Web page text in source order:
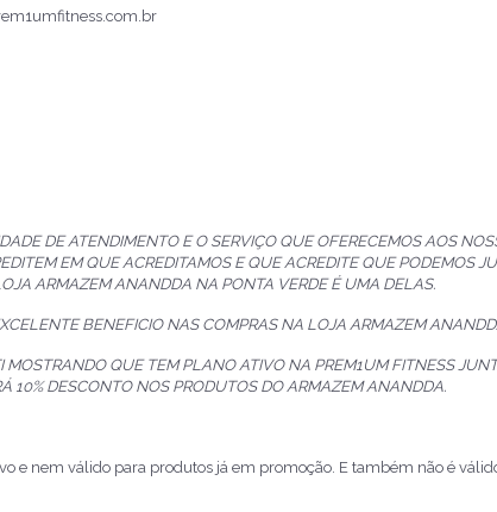
DE ATENDIMENTO E O SERVIÇO QUE OFERECEMOS AOS
EM QUE ACREDITAMOS E QUE ACREDITE QUE PODEMOS
ARMAZEM ANANDDA NA PONTA VERDE É UMA DELAS.
BENEFICIO NAS COMPRAS NA LOJA ARMAZEM
MOSTRANDO QUE TEM PLANO ATIVO NA PREM1UM FITNESS
10% DESCONTO NOS PRODUTOS DO ARMAZEM ANANDDA.
e nem válido para produtos já em promoção. E também não é